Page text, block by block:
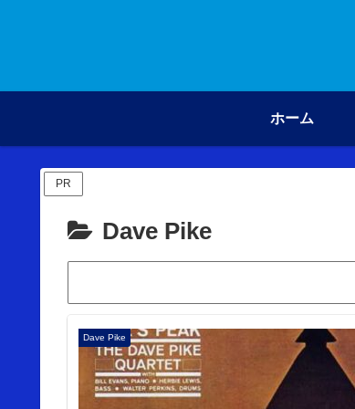
ホーム
PR
Dave Pike
Dave Pike